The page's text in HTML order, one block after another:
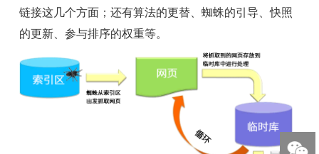
链接这几个方面；还有算法的更替、蜘蛛的引导、快照
的更新、参与排序的权重等。